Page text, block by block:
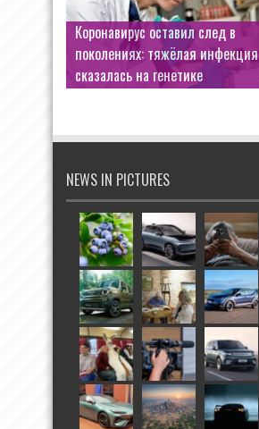
Коронавирус оставил след в
поколениях: тяжёлая инфекция
сказалась на генетике
NEWS IN PICTURES